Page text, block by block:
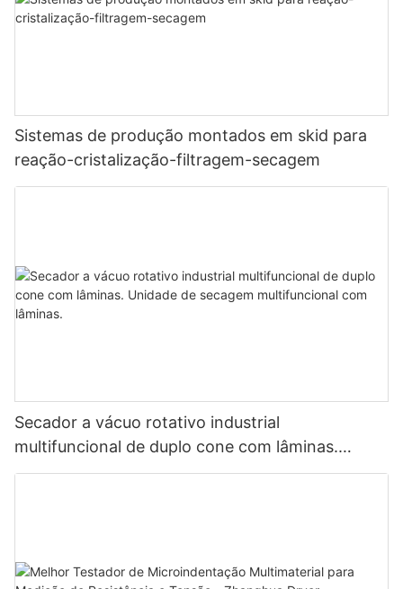
Sistemas de produção montados em skid para
reação-cristalização-filtragem-secagem
Secador a vácuo rotativo industrial
multifuncional de duplo cone com lâminas.
Unidade de secagem multifuncional com